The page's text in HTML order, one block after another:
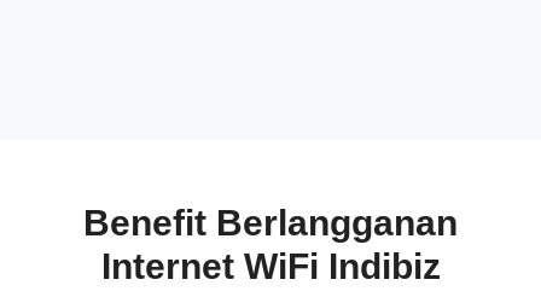
Benefit Berlangganan
Internet WiFi Indibiz